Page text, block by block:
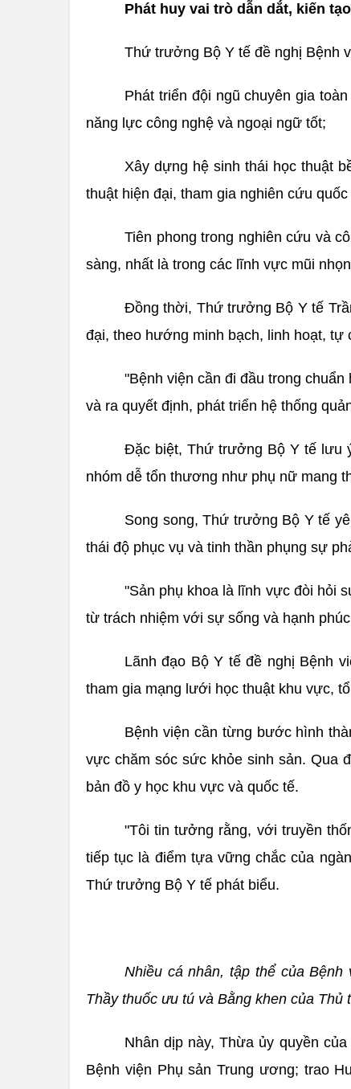
Phát huy vai trò dẫn dắt, kiến
Thứ trưởng Bộ Y tế đề nghị Bệnh
Phát triển đội ngũ chuyên gia
năng lực công nghệ và ngoại ngữ tốt;
Xây dựng hệ sinh thái học thuật
thuật hiện đại, tham gia nghiên cứu
Tiên phong trong nghiên cứu và
sàng, nhất là trong các lĩnh vực mũi
Đồng thời, Thứ trưởng Bộ Y tế
đại, theo hướng minh bạch, linh hoạt, tự
"Bệnh viện cần đi đầu trong
và ra quyết định, phát triển hệ thống
Đặc biệt, Thứ trưởng Bộ Y tế lưu
nhóm dễ tổn thương như phụ nữ mang
Song song, Thứ trưởng Bộ Y tế
thái độ phục vụ và tinh thần phụng sự
"Sản phụ khoa là lĩnh vực đòi hỏi
từ trách nhiệm với sự sống và hạnh
Lãnh đạo Bộ Y tế đề nghị Bệnh
tham gia mạng lưới học thuật khu vực,
Bệnh viện cần từng bước hình
vực chăm sóc sức khỏe sinh sản. Qua
bản đồ y học khu vực và quốc tế.
"Tôi tin tưởng rằng, với truyền
tiếp tục là điểm tựa vững chắc của
Thứ trưởng Bộ Y tế phát biểu.
Nhiều cá nhân, tập thể của
Thầy thuốc ưu tú và Bằng khen của Thủ
Nhân dịp này, Thừa ủy quyền
Bệnh viện Phụ sản Trung ương; trao